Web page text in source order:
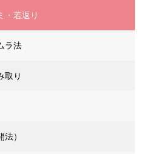
・若返り
ラ法
取り
）